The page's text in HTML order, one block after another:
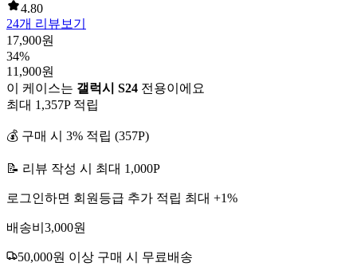
4.80
24개 리뷰보기
17,900원
34%
11,900원
이 케이스는 갤럭시 S24 전용이에요
최대 1,357P 적립
💰 구매 시 3% 적립 (357P)
📝 리뷰 작성 시 최대 1,000P
로그인하면 회원등급 추가 적립 최대 +1%
배송비 3,000원
50,000원 이상 구매 시 무료배송